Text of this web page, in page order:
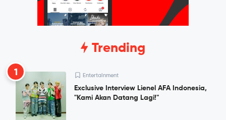
Trending
1 Entertainment
Exclusive Interview Lienel AFA Indonesia,
"Kami Akan Datang Lagi!"